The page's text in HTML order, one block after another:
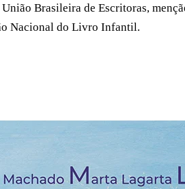
Brasileira de Escritoras,
Nacional do Livro Infantil.